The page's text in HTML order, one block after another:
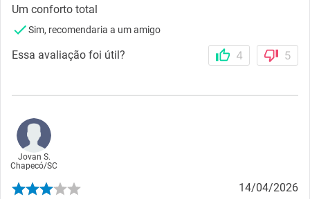
Um conforto total
Sim, recomendaria a um amigo
Essa avaliação foi útil? 4 5
Jovan S.
Chapecó/SC
14/04/2026